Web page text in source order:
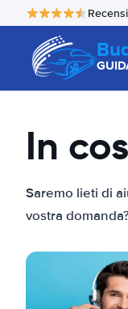
In
Saremo lieti di
vostra